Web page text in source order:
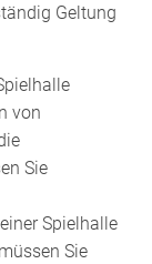
Geltung
von
Sie
Spielhalle
Sie